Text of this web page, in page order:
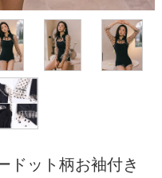
ドット柄お袖付き